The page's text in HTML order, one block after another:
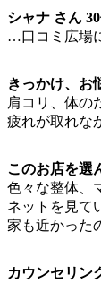
シャナ さん
…口コミ広場
きっかけ、お
肩コリ、体の
疲れが取れな
このお店を選
色々な整体、
ネットを見て
家も近かった
カウンセリン